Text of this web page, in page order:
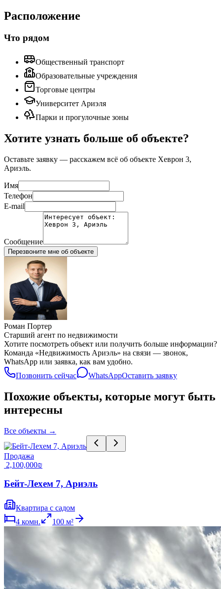
Расположение
Что рядом
Общественный транспорт
Образовательные учреждения
Торговые центры
Университет Ариэля
Парки и прогулочные зоны
Хотите узнать больше об объекте?
Оставьте заявку — расскажем всё об объекте Хеврон 3,
Ариэль.
Имя
Телефон
E-mail
Сообщение
Перезвоните мне об объекте
Роман Портер
Старший агент по недвижимости
Хотите посмотреть объект или получить больше информации?
Команда «Недвижимость Ариэль» на связи — звонок,
WhatsApp или заявка, как вам удобно.
Позвонить сейчас
WhatsAppОставить заявку
Похожие объекты, которые могут быть
интересны
Все объекты →
Продажа
‏2,100,000 ‏₪
Бейт-Лехем 7, Ариэль
Квартира с садом
4 комн. 100 м²